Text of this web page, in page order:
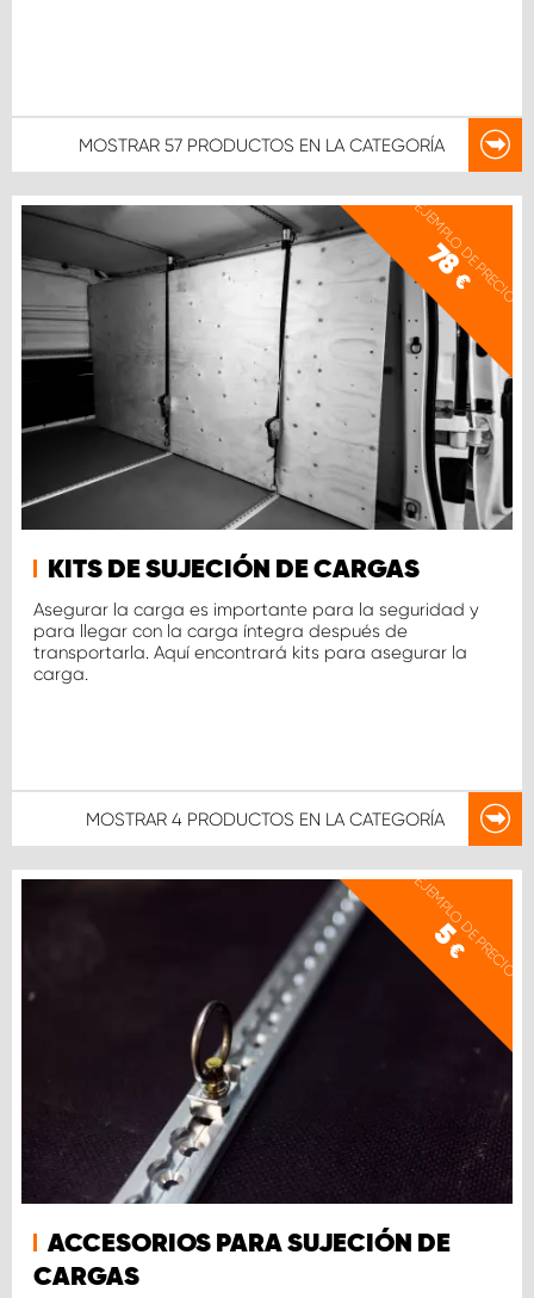
MOSTRAR 57 PRODUCTOS EN LA CATEGORÍA
EJEMPLO DE PRECIO
78
€
KITS DE SUJECIÓN DE CARGAS
Asegurar la carga es importante para la seguridad y
para llegar con la carga íntegra después de
transportarla. Aquí encontrará kits para asegurar la
carga.
MOSTRAR 4 PRODUCTOS EN LA CATEGORÍA
EJEMPLO DE PRECIO
5
€
ACCESORIOS PARA SUJECIÓN DE
CARGAS